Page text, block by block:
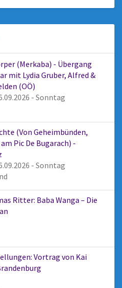
(Merkaba) - Übergang
mit Lydia Gruber, Alfred &
(OÖ)
- Sonntag
(Von Geheimbünden,
Pic De Bugarach) -
- Sonntag
Ritter: Baba Wanga – Die
Vortrag von Kai